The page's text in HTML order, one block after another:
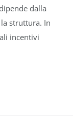
dalla
struttura. In
incentivi